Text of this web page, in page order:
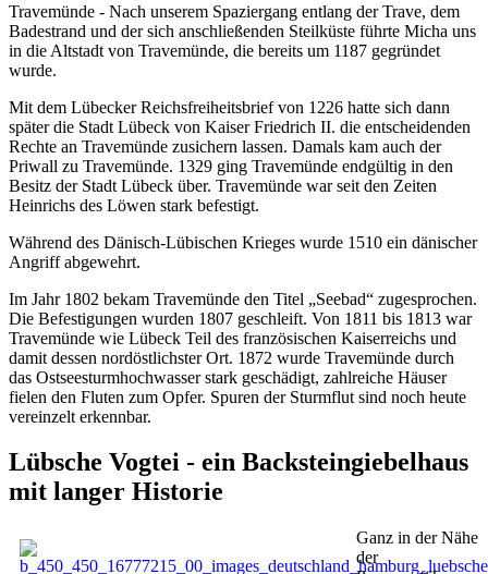
Travemünde - Nach unserem Spaziergang entlang der Trave, dem
Badestrand und der sich anschließenden Steilküste führte Micha uns
in die Altstadt von Travemünde, die bereits um 1187 gegründet
wurde.
Mit dem Lübecker Reichsfreiheitsbrief von 1226 hatte sich dann
später die Stadt Lübeck von Kaiser Friedrich II. die entscheidenden
Rechte an Travemünde zusichern lassen. Damals kam auch der
Priwall zu Travemünde. 1329 ging Travemünde endgültig in den
Besitz der Stadt Lübeck über. Travemünde war seit den Zeiten
Heinrichs des Löwen stark befestigt.
Während des Dänisch-Lübischen Krieges wurde 1510 ein dänischer
Angriff abgewehrt.
Im Jahr 1802 bekam Travemünde den Titel „Seebad“ zugesprochen.
Die Befestigungen wurden 1807 geschleift. Von 1811 bis 1813 war
Travemünde wie Lübeck Teil des französischen Kaiserreichs und
damit dessen nordöstlichster Ort. 1872 wurde Travemünde durch
das Ostseesturmhochwasser stark geschädigt, zahlreiche Häuser
fielen den Fluten zum Opfer. Spuren der Sturmflut sind noch heute
vereinzelt erkennbar.
Lübsche Vogtei - ein Backsteingiebelhaus
mit langer Historie
Ganz in der Nähe
der